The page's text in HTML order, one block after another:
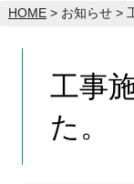
HOME> お知らせ >
工事
た。